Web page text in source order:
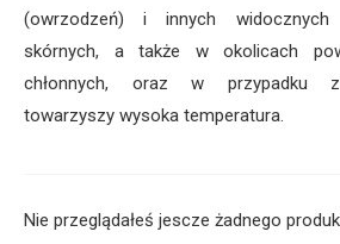
(owrzodzeń) i innych widocznych
skórnych, a także w okolicach
chłonnych, oraz w przypadku
towarzyszy wysoka temperatura.
Nie przeglądałeś jescze żadnego